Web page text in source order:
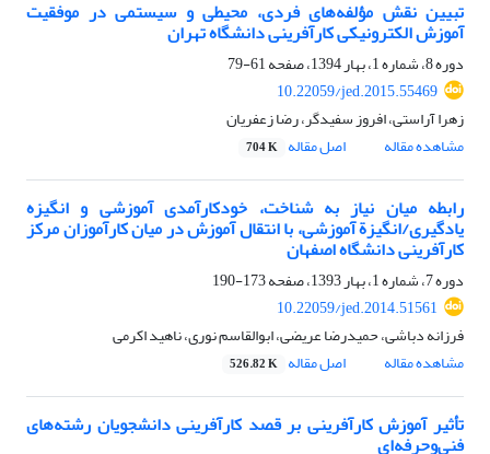
تبیین نقش مؤلفه‌های فردی، محیطی و سیستمی در موفقیت
آموزش الکترونیکی کارآفرینی دانشگاه تهران
دوره 8، شماره 1، بهار 1394، صفحه
61-79
10.22059/jed.2015.55469
زهرا آراستی، افروز سفیدگر، رضا زعفریان
مشاهده مقاله
اصل مقاله 704 K
رابطه میان نیاز به شناخت، خودکارآمدی آموزشی و انگیزه
یادگیری/انگیزة آموزشی، با انتقال آموزش در میان کارآموزان مرکز
کارآفرینی دانشگاه اصفهان
دوره 7، شماره 1، بهار 1393، صفحه
173-190
10.22059/jed.2014.51561
فرزانه دباشی، حمیدرضا عریضی، ابوالقاسم نوری، ناهید اکرمی
مشاهده مقاله
اصل مقاله 526.82 K
تأثیر آموزش ‌کارآفرینی بر قصد کارآفرینی دانشجویان رشته‌های
فنی‌وحرفه‌ای